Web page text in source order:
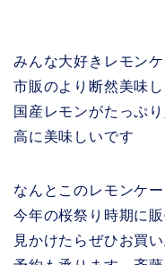
みんな大好きレモン
市販のより断然美味し
国産レモンがたっぷ
高に美味しいです
なんとこのレモンケー
今年の桜祭り時期に
見かけたらぜひお買